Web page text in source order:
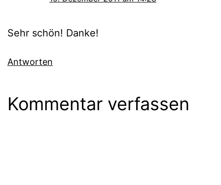
Sehr schön! Danke!
Antworten
Kommentar verfassen